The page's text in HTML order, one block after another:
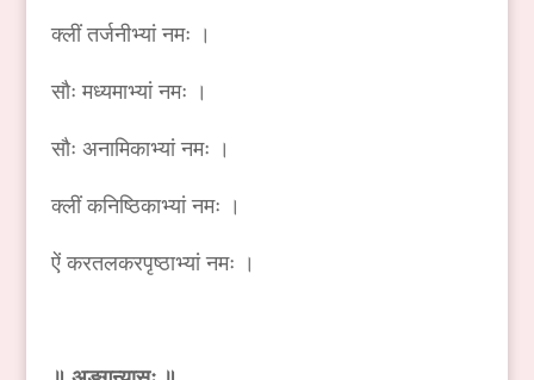
क्लीं तर्जनीभ्यां नमः ।
सौः मध्यमाभ्यां नमः ।
सौः अनामिकाभ्यां नमः ।
क्लीं कनिष्ठिकाभ्यां नमः ।
ऐं करतलकरपृष्ठाभ्यां नमः ।